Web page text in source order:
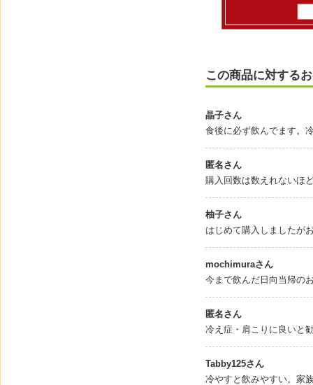
この商品に対する
晶子さん
食後に必ず飲んでます。
匿名さん
購入回数は数えれないほ
柚子さん
はじめて購入しましたが
mochimuraさん
今まで飲んだ日向当帰の
匿名さん
冷え症・肩こりに良いと
Tabby125さん
冷やすと飲みやすい。家